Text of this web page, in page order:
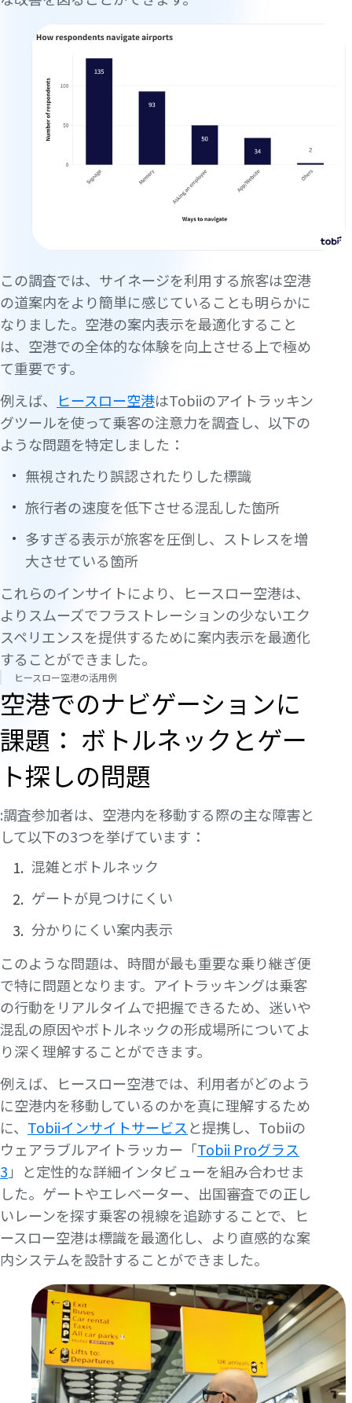
この調査では、サイネージを利用する旅客は空港
の道案内をより簡単に感じていることも明らかに
なりました。空港の案内表示を最適化すること
は、空港での全体的な体験を向上させる上で極め
て重要です。
例えば、
ヒースロー空港はTobiiのアイトラッキン
グツールを使って乗客の注意力を調査し、以下の
ような問題を特定しました：
無視されたり誤認されたりした標識
旅行者の速度を低下させる混乱した箇所
多すぎる表示が旅客を圧倒し、ストレスを増
大させている箇所
これらのインサイトにより、ヒースロー空港は、
よりスムーズでフラストレーションの少ないエク
スペリエンスを提供するために案内表示を最適化
することができました。
ヒースロー空港の活用例
空港でのナビゲーションに
課題： ボトルネックとゲー
ト探しの問題
:調査参加者は、空港内を移動する際の主な障害と
して以下の3つを挙げています：
混雑とボトルネック
ゲートが見つけにくい
分かりにくい案内表示
このような問題は、時間が最も重要な乗り継ぎ便
で特に問題となります。アイトラッキングは乗客
の行動をリアルタイムで把握できるため、迷いや
混乱の原因やボトルネックの形成場所についてよ
り深く理解することができます。
例えば、ヒースロー空港では、利用者がどのよう
に空港内を移動しているのかを真に理解するため
に、 Tobiiインサイトサービスと提携し、Tobiiの
ウェアラブルアイトラッカー「Tobii Proグラス
3」と定性的な詳細インタビューを組み合わせま
した。ゲートやエレベーター、出国審査での正し
いレーンを探す乗客の視線を追跡することで、ヒ
ースロー空港は標識を最適化し、より直感的な案
内システムを設計することができました。